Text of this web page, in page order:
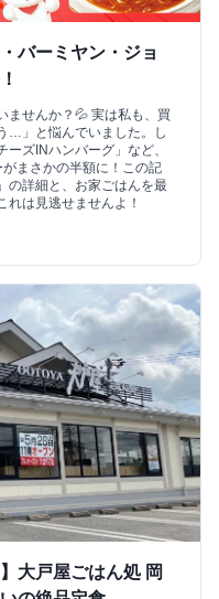
バーミヤン・ジョ
ませんか？💦 実は私も、買
…」と悩んでいました。し
ズINハンバーグ」など、
まさかの半額に！この記
の詳細と、お家ごはんを最
れは見逃せませんよ！
大戸屋ごはん処 岡